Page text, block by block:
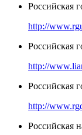
Российская
http://
Российская
http://
Российская
http://
Российская